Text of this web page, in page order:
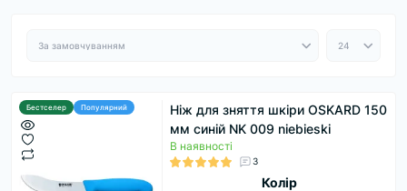
Бестселер Популярний
Ніж для зняття шкіри OSKARD 150
мм синій NK 009 niebieski
В наявності
3
Колір